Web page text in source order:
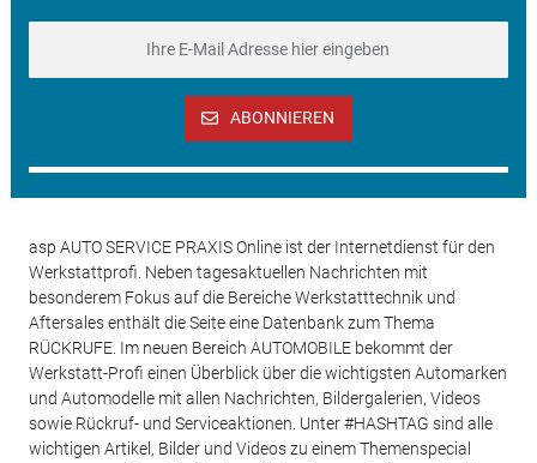
ABONNIEREN
asp AUTO SERVICE PRAXIS Online ist der Internetdienst für den
Werkstattprofi. Neben tagesaktuellen Nachrichten mit
besonderem Fokus auf die Bereiche Werkstatttechnik und
Aftersales enthält die Seite eine Datenbank zum Thema
RÜCKRUFE. Im neuen Bereich AUTOMOBILE bekommt der
Werkstatt-Profi einen Überblick über die wichtigsten Automarken
und Automodelle mit allen Nachrichten, Bildergalerien, Videos
sowie Rückruf- und Serviceaktionen. Unter #HASHTAG sind alle
wichtigen Artikel, Bilder und Videos zu einem Themenspecial